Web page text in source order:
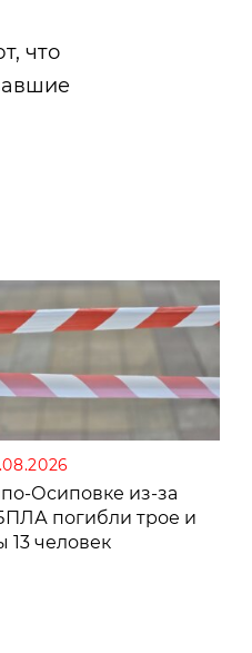
что
Осиповке из-за
погибли трое и
13 человек